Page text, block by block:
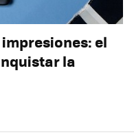
el
la